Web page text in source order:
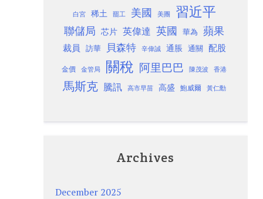
白宮 稀土 罷工 美國 美團 習近平
聯儲局 芯片 英偉達 英國 華為 蘋果
裁員 訪華 貝森特 辛偉誠 通脹 通關 配股
金價 金管局 關稅 阿里巴巴 陳茂波 香港
馬斯克 騰訊 高市早苗 高盛 鮑威爾 黃仁勳
Archives
December 2025